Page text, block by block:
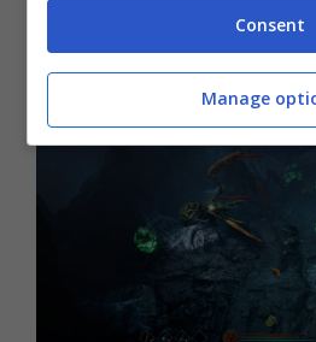
aspettarsi un’esperienza di
raffinata e divertente.
Consent
Manage